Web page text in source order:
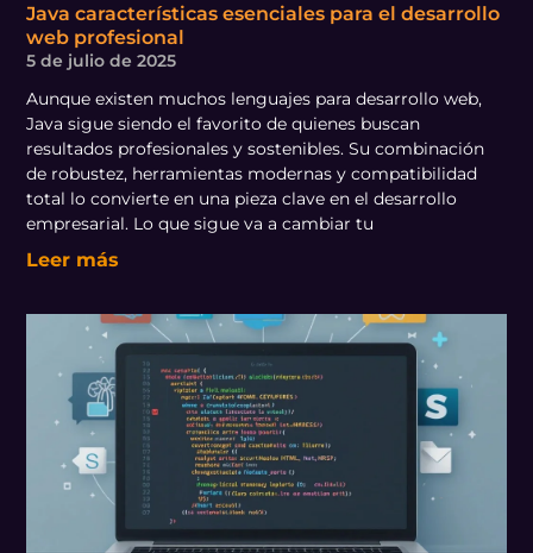
Java características esenciales para el desarrollo
web profesional
5 de julio de 2025
Aunque existen muchos lenguajes para desarrollo web,
Java sigue siendo el favorito de quienes buscan
resultados profesionales y sostenibles. Su combinación
de robustez, herramientas modernas y compatibilidad
total lo convierte en una pieza clave en el desarrollo
empresarial. Lo que sigue va a cambiar tu
Leer más